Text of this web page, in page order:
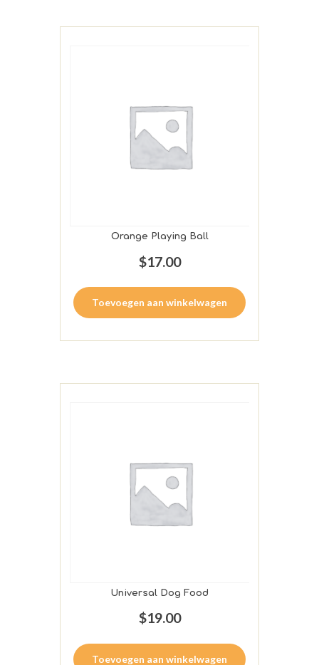
Orange Playing Ball
$17.00
Toevoegen aan winkelwagen
Universal Dog Food
$19.00
Toevoegen aan winkelwagen